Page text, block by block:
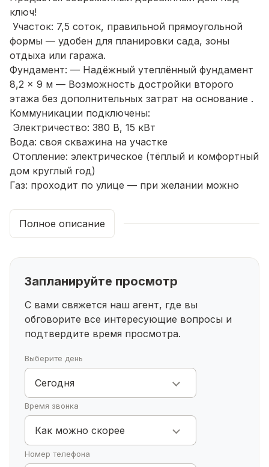
ключ!
Участок: 7,5 соток, правильной прямоугольной
формы — удобен для планировки сада, зоны
отдыха или гаража.
Фундамент: — Надёжный утеплённый фундамент
8,2 × 9 м — Возможность достройки второго
этажа без дополнительных затрат на основание .
Коммуникации подключены:
Электричество: 380 В, 15 кВт
Вода: своя скважина на участке
Отопление: электрическое (тёплый и комфортный
дом круглый год)
Газ: проходит по улице — при желании можно
Чистовая отделка:
— Натяжные потолки
Двери и линолеум — по вашему выбору
Идеальный вариант для тех, кто хочет заселиться
этой зимой!
Удобное расположение, чистый воздух, развитая
инфраструктура поблизости.
удобное время!
Полное описание
Запланируйте просмотр
С вами свяжется наш агент, где вы
обговорите все интересующие вопросы и
подтвердите время просмотра.
Выберите день
Сегодня
Время звонка
Как можно скорее
Номер телефона